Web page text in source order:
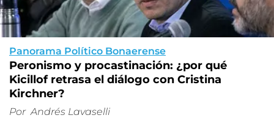
Panorama Político Bonaerense
Peronismo y procastinación: ¿por qué
Kicillof retrasa el diálogo con Cristina
Kirchner?
Por Andrés Lavaselli